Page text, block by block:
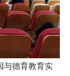
与德育教育实